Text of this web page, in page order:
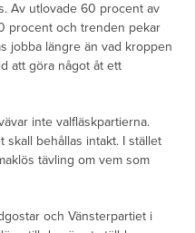
Av utlovade 60 procent av
procent och trenden pekar
jobba längre än vad kroppen
att göra något åt ett
inte valfläskpartierna.
skall behållas intakt. I stället
tävling om vem som
och Vänsterpartiet i